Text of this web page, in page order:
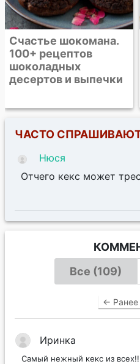
Счастье шокомана.
100+ рецептов
шоколадных
десертов и выпечки
ЧАСТО
Нюся
Отчего кекс может
пропекается
начинает
соответственно,
Трещина сверху
классический
Все (109)
← Ранее
Иринка
Самый нежный кекс из